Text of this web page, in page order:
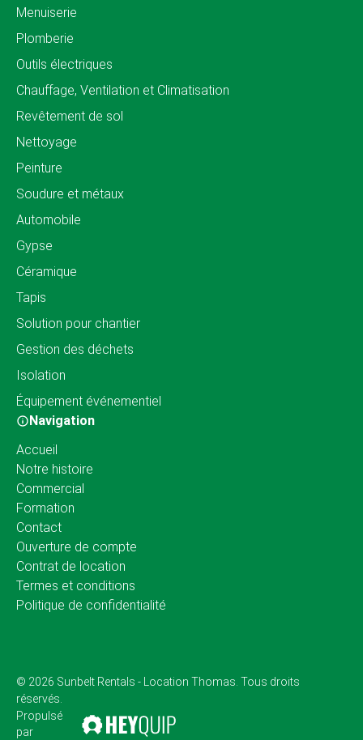
Menuiserie
Plomberie
Outils électriques
Chauffage, Ventilation et Climatisation
Revêtement de sol
Nettoyage
Peinture
Soudure et métaux
Automobile
Gypse
Céramique
Tapis
Solution pour chantier
Gestion des déchets
Isolation
Équipement événementiel
Navigation
Accueil
Notre histoire
Commercial
Formation
Contact
Ouverture de compte
Contrat de location
Termes et conditions
Politique de confidentialité
© 2026 Sunbelt Rentals - Location Thomas. Tous droits
réservés.
Propulsé
par